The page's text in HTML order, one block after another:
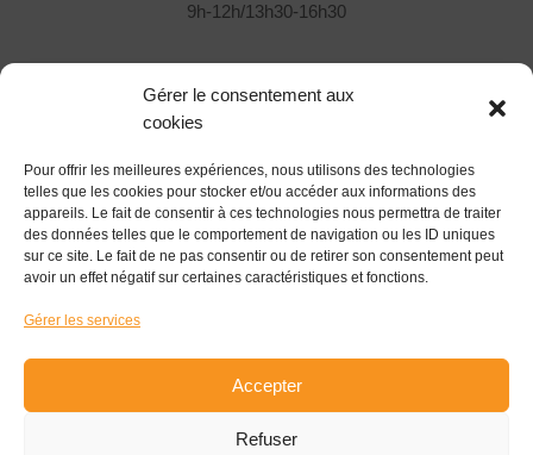
Gérer le consentement aux
cookies
Pour offrir les meilleures expériences, nous utilisons des technologies
telles que les cookies pour stocker et/ou accéder aux informations des
appareils. Le fait de consentir à ces technologies nous permettra de traiter
des données telles que le comportement de navigation ou les ID uniques
sur ce site. Le fait de ne pas consentir ou de retirer son consentement peut
avoir un effet négatif sur certaines caractéristiques et fonctions.
Gérer les services
Accepter
Refuser
9h-12h/13h30-16h30
Rejoignez-nous !
Vous souhaitez nous rejoindre et participer ?
Devenir Associé
Suivez-nous !